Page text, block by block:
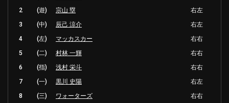
2
(遊) 宗山 塁
右左
3
(中) 辰己 涼介
右左
4
(左) マッカスカー
右右
5
(二) 村林 一輝
右右
6
(指) 浅村 栄斗
右右
7
(一) 黒川 史陽
右左
8
(三) ワォーターズ 右右